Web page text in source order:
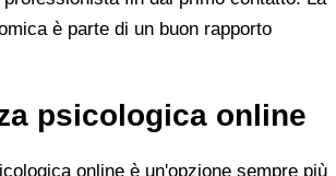
è parte di un buon rapporto
psicologica online
online è un'opzione sempre più